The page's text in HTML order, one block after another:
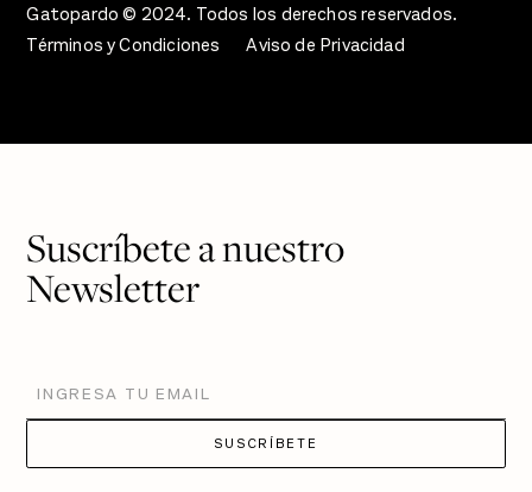
Gatopardo © 2024. Todos los derechos reservados.
Términos y Condiciones
Aviso de Privacidad
Suscríbete a nuestro
Newsletter